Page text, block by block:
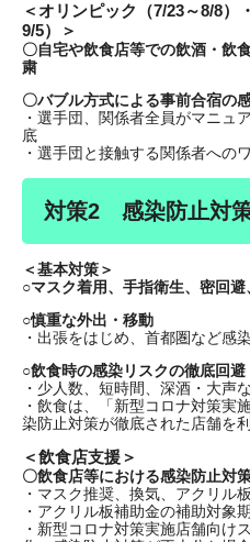
＜オリンピック（7/23～8/8）
9/5）＞
〇自宅や飲食店等での飲酒・飲
粛
〇バブル方式による事前合宿の
・選手団、関係者全員がマニュ
底
・選手団と接触する関係者への
対策2 感染防止対
＜基本対策＞
○マスク着用、手指衛生、密回
○慎重な外出・移動
・出張をはじめ、首都圏など感
○飲食時の感染リスクの徹底回避
・少人数、短時間、深酒・大声
・飲食は、「新型コロナ対策実
染防止対策が徹底された店舗を
＜飲食店支援＞
〇飲食店等における感染防止対
・マスク推奨、換気、アクリル
・アクリル板補助金の補助対象
・新型コロナ対策実施店舗向け